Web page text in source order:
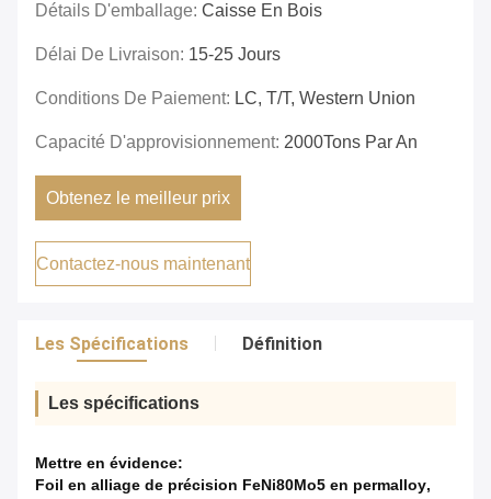
Détails D'emballage: Caisse En Bois
Délai De Livraison: 15-25 Jours
Conditions De Paiement: LC, T/T, Western Union
Capacité D'approvisionnement: 2000Tons Par An
Obtenez le meilleur prix
Contactez-nous maintenant
Les Spécifications Définition
Les spécifications
Mettre en évidence:
Foil en alliage de précision FeNi80Mo5 en permalloy,